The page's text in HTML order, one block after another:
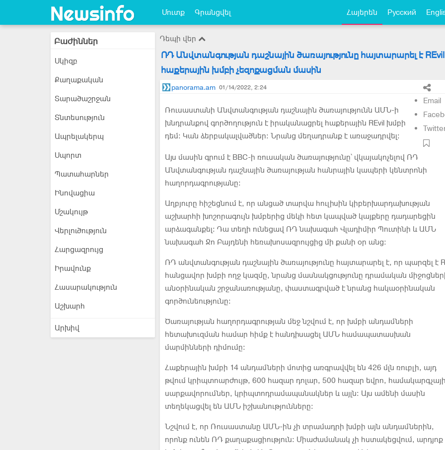
Մուտք Գրանցվել Հայերեն Русский
Բաժիններ
Սկիզբ
Քաղաքական
Տարածաշրջան
Տնտեսություն
Ապրելակերպ
Սպորտ
Պատահարներ
Ինովացիա
Մշակույթ
Վերլուծություն
Հարցազրույց
Իրավունք
Հասարակություն
Աշխարհ
Արխիվ
Դեպի վեր
ՌԴ Անվտանգության դաշնային ծառայությունը հայտարարել է REvil
հաքերային խմբի չեզոքացման մասին
panorama.am 01/14/2022, 2:24
Email
Ռուսաստանի Անվտանգության դաշնային ծառայությունն ԱՄՆ-ի
խնդրանքով գործողություն է իրականացրել հաքերային REvil խմբի
դեմ։ Կան ձերբակալվածներ։ Նրանց մեղադրանք է առաջադրվել։
Այս մասին գրում է BBC-ի ռուսական ծառայությունը՝ վկայակոչելով ՌԴ
Անվտանգության դաշնային ծառայության հանրային կապերի կենտրոնի
հաղորդագրությանը։
Աղբյուրը հիշեցնում է, որ անցած տարվա հուլիսին կիբերխարդախության
աշխարհի խոշորագույն խմբերից մեկի հետ կապված կայքերը դադարեցին
արձագանքել: Դա տեղի ունեցավ ՌԴ նախագահ Վլադիմիր Պուտինի և ԱՄՆ
նախագահ Ջո Բայդենի հեռախոսազրույցից մի քանի օր անց։
ՌԴ անվտանգության դաշնային ծառայությունը հայտարարել է, որ պարզել է
հանցավոր խմբի ողջ կազմը, նրանց մասնակցությունը դրամական
անօրինական շրջանառությանը, փաստագրված է նրանց հակաօրինական
գործունեությունը։
Ծառայության հաղորդագրության մեջ նշվում է, որ խմբի անդամների
հետախուզման համար հիմք է հանդիսացել ԱՄՆ համապատասխան
մարմինների դիմումը։
Հաքերային խմբի 14 անդամների մոտից առգրավվել են 426 մլն ռուբլի, այդ
թվում կրիպտոարժույթ, 600 հազար դոլար, 500 հազար եվրո,
սարքավորումներ, կրիպտոդրամապանակներ և այլն։ Այս ամենի մասին
տեղեկացվել են ԱՄՆ իշխանությունները։
Նշվում է, որ Ռուսաստանը ԱՄՆ-ին չի տրամադրի խմբի այն անդամներին,
որոնք ունեն ՌԴ քաղաքացիություն։ Միաժամանակ չի հստակեցվում, արդյոք